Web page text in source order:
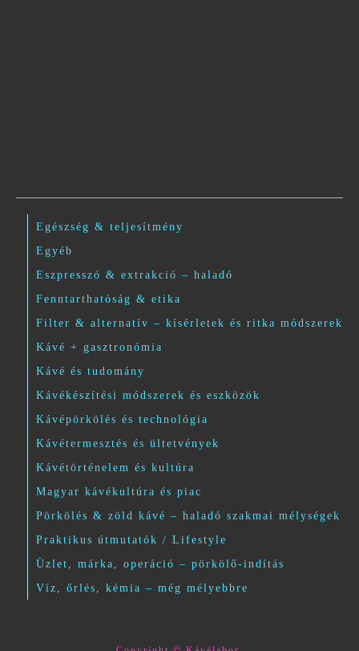
Egészség & teljesítmény
Egyéb
Eszpresszó & extrakció – haladó
Fenntarthatóság & etika
Filter & alternatív – kísérletek és ritka módszerek
Kávé + gasztronómia
Kávé és tudomány
Kávékészítési módszerek és eszközök
Kávépörkölés és technológia
Kávétermesztés és ültetvények
Kávétörténelem és kultúra
Magyar kávékultúra és piac
Pörkölés & zöld kávé – haladó szakmai mélységek
Praktikus útmutatók / Lifestyle
Üzlet, márka, operáció – pörkölő-indítás
Víz, őrlés, kémia – még mélyebbre